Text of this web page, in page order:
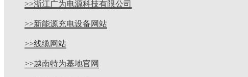
>>浙江广为电源科技有限公司
>>新能源充电设备网站
>>线缆网站
>>越南特为基地官网